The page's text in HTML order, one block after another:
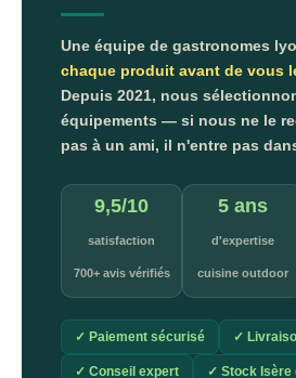
Une équipe de gastronomes
chaque produit avant de vous
Depuis 2021, nous
équipements — si nous ne le
pas à un ami, il n'entre pas
9,5/10
satisfaction
700+ avis vérifiés
5 ans
d'expertise
cuisine outdoor
✓ Paiement sécurisé ✓
✓ Conseil expert ✓ Stock Isère